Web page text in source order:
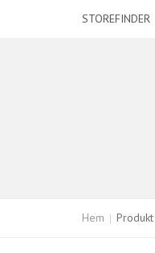
STOREFINDER
Hem